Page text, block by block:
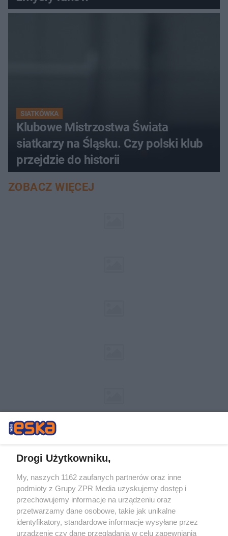
SIATKÓWKA
Klubowe Mistrzostwa Świata
siatkarzy na Śląsku. Czy polski klub
przejdzie do historii
ZOBACZ WIĘCEJ
Żaden utwór zamieszczony w serwisie nie może być powielany i
rozpowszechniany lub dalej rozpowszechniany w jakikolwiek sposób (w
tym także elektroniczny lub mechaniczny) na jakimkolwiek polu
eksploatacji w jakiejkolwiek formie, włącznie z umieszczaniem w
Internecie bez pisemnej zgody właściciela praw. Jakiekolwiek użycie lub
wykorzystanie utworów w całości lub w części z naruszeniem prawa,
tzn. bez właściwej zgody, jest zabronione pod groźbą kary i może być
Drogi Użytkowniku,
My, naszych 1162 zaufanych partnerów oraz inne
podmioty z Grupy ZPR Media uzyskujemy dostęp i
przechowujemy informacje na urządzeniu oraz
przetwarzamy dane osobowe, takie jak unikalne
identyfikatory, standardowe informacje wysyłane przez
urządzenie czy dane przeglądania w celu zapewniania